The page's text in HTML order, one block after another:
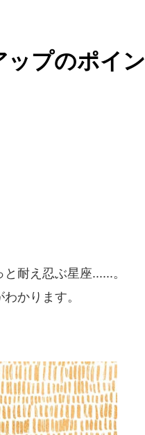
ップのポイン
耐え忍ぶ星座......。
かります。